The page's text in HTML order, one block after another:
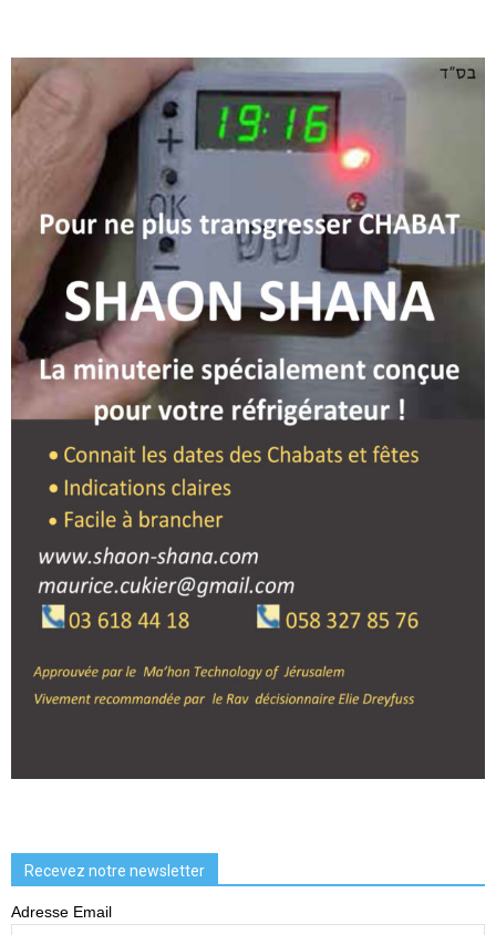
Recevez notre newsletter
Adresse Email